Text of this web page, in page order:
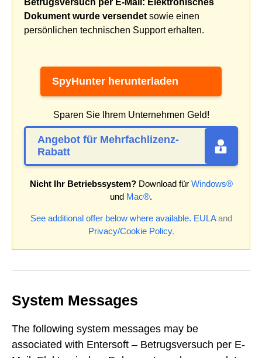
Dokument wurde versendet sowie einen
persönlichen technischen Support erhalten.
SpyHunter herunterladen
Sparen Sie Ihrem Unternehmen Geld!
Angebot für Mehrfachlizenz-
Rabatt
Nicht Ihr Betriebssystem?Download für Windows®
und Mac®.
See additional offer below where available. EULAand
Privacy/Cookie Policy.
System Messages
The following system messages may be
associated with Entersoft – Betrugsversuch per E-